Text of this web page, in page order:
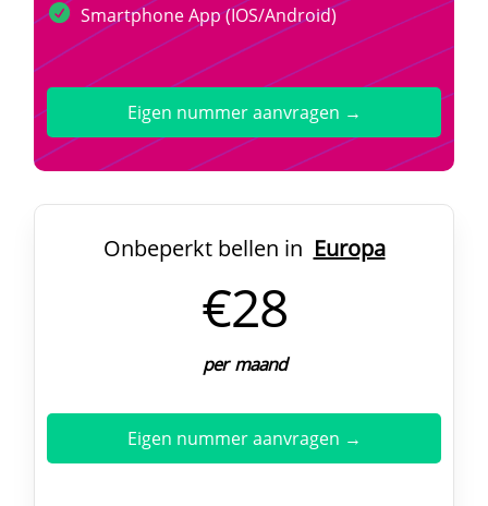
Smartphone App (IOS/Android)
Eigen nummer aanvragen →
Onbeperkt bellen in Europa
€28
per maand
Eigen nummer aanvragen →